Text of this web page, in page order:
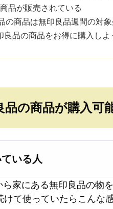
品が販売されている
の商品は無印良品週間の対
良品の商品をお得に購入しよ
の商品が購入可
いる人
家にある無印良品の物を
けて使っていたらこんな